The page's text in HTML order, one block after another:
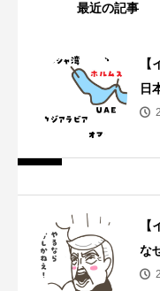
最近の記事
日
な